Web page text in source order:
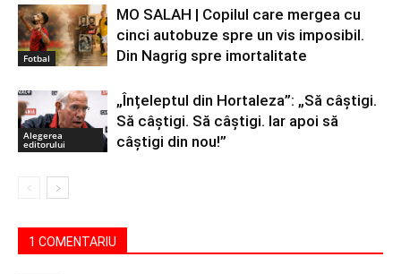
Fotbal
MO SALAH | Copilul care mergea cu
cinci autobuze spre un vis imposibil.
Din Nagrig spre imortalitate
Alegerea
editorului
„Înțeleptul din Hortaleza”: „Să câștigi.
Să câștigi. Să câștigi. Iar apoi să
câștigi din nou!”
1 COMENTARIU